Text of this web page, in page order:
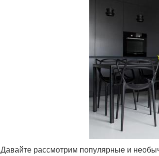
Давайте рассмотрим популярные и